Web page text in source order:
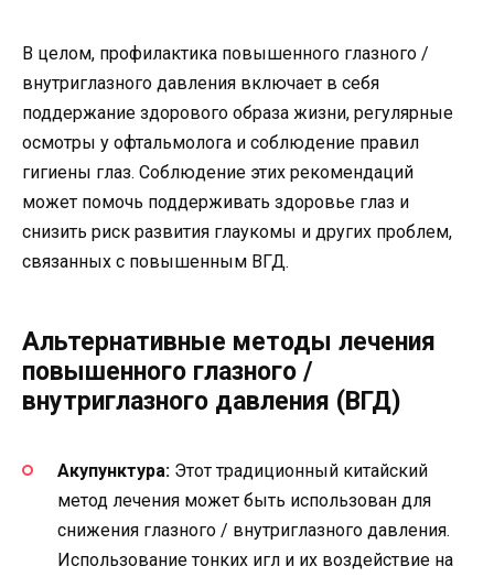
В целом, профилактика повышенного глазного /
внутриглазного давления включает в себя
поддержание здорового образа жизни, регулярные
осмотры у офтальмолога и соблюдение правил
гигиены глаз. Соблюдение этих рекомендаций
может помочь поддерживать здоровье глаз и
снизить риск развития глаукомы и других проблем,
связанных с повышенным ВГД.
Альтернативные методы лечения
повышенного глазного /
внутриглазного давления (ВГД)
Акупунктура: Этот традиционный китайский
метод лечения может быть использован для
снижения глазного / внутриглазного давления.
Использование тонких игл и их воздействие на